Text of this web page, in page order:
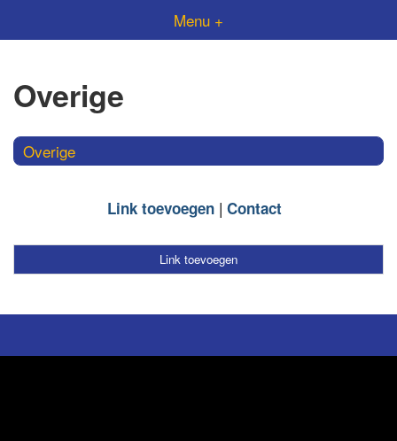
Menu +
Overige
Overige
Link toevoegen Contact
Link toevoegen